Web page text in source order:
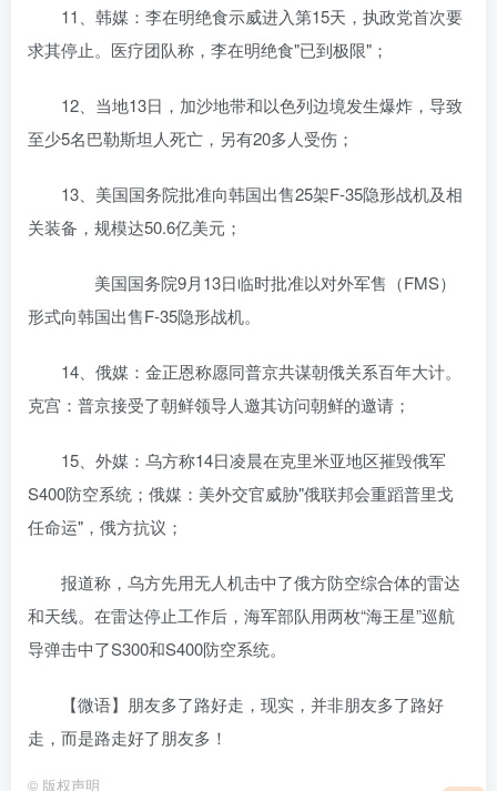
11、韩媒：李在明绝食示威进入第15天，执政党首次要
求其停止。医疗团队称，李在明绝食"已到极限"；
12、当地13日，加沙地带和以色列边境发生爆炸，导致
至少5名巴勒斯坦人死亡，另有20多人受伤；
​13、美国国务院批准向韩国出售25架F-35隐形战机及相
关装备，规模达50.6亿美元；
美国国务院9月13日临时批准以对外军售（FMS）
形式向韩国出售F-35隐形战机。
14、俄媒：金正恩称愿同普京共谋朝俄关系百年大计。
克宫：普京接受了朝鲜领导人邀其访问朝鲜的邀请；
15、外媒：乌方称14日凌晨在克里米亚地区摧毁俄军
S400防空系统；俄媒：美外交官威胁"俄联邦会重蹈普里戈
任命运"，俄方抗议；
报道称，乌方先用无人机击中了俄方防空综合体的雷达
和天线。在雷达停止工作后，海军部队用两枚“海王星”巡航
导弹击中了S300和S400防空系统。
【微语】朋友多了路好走，现实，并非朋友多了路好
走，而是路走好了朋友多！
© 版权声明